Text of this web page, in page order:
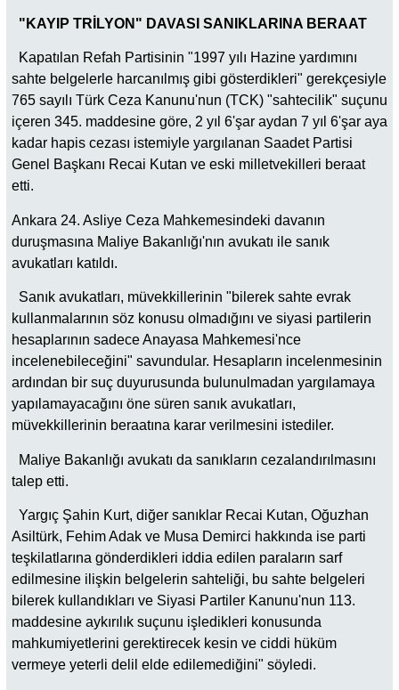
"KAYIP TRİLYON" DAVASI SANIKLARINA BERAAT
Kapatılan Refah Partisinin "1997 yılı Hazine yardımını
sahte belgelerle harcanılmış gibi gösterdikleri" gerekçesiyle
765 sayılı Türk Ceza Kanunu'nun (TCK) "sahtecilik" suçunu
içeren 345. maddesine göre, 2 yıl 6'şar aydan 7 yıl 6'şar aya
kadar hapis cezası istemiyle yargılanan Saadet Partisi
Genel Başkanı Recai Kutan ve eski milletvekilleri beraat
etti.
Ankara 24. Asliye Ceza Mahkemesindeki davanın
duruşmasına Maliye Bakanlığı'nın avukatı ile sanık
avukatları katıldı.
Sanık avukatları, müvekkillerinin "bilerek sahte evrak
kullanmalarının söz konusu olmadığını ve siyasi partilerin
hesaplarının sadece Anayasa Mahkemesi'nce
incelenebileceğini" savundular. Hesapların incelenmesinin
ardından bir suç duyurusunda bulunulmadan yargılamaya
yapılamayacağını öne süren sanık avukatları,
müvekkillerinin beraatına karar verilmesini istediler.
Maliye Bakanlığı avukatı da sanıkların cezalandırılmasını
talep etti.
Yargıç Şahin Kurt, diğer sanıklar Recai Kutan, Oğuzhan
Asiltürk, Fehim Adak ve Musa Demirci hakkında ise parti
teşkilatlarına gönderdikleri iddia edilen paraların sarf
edilmesine ilişkin belgelerin sahteliği, bu sahte belgeleri
bilerek kullandıkları ve Siyasi Partiler Kanunu'nun 113.
maddesine aykırılık suçunu işledikleri konusunda
mahkumiyetlerini gerektirecek kesin ve ciddi hüküm
vermeye yeterli delil elde edilemediğini" söyledi.